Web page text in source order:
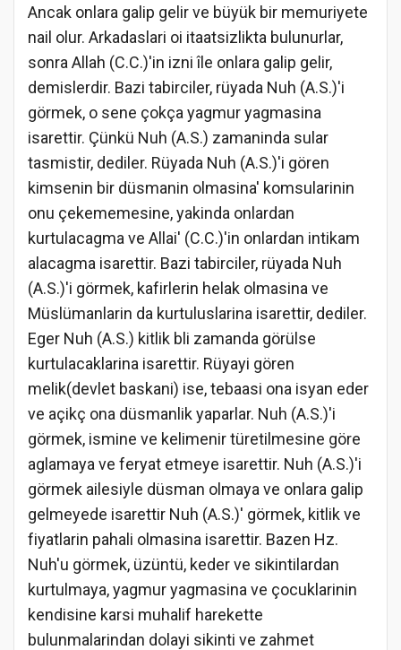
Ancak onlara galip gelir ve büyük bir memuriyete
nail olur. Arkadaslari oi itaatsizlikta bulunurlar,
sonra Allah (C.C.)'in izni île onlara galip gelir,
demislerdir. Bazi tabirciler, rüyada Nuh (A.S.)'i
görmek, o sene çokça yagmur yagmasina
isarettir. Çünkü Nuh (A.S.) zamaninda sular
tasmistir, dediler. Rüyada Nuh (A.S.)'i gören
kimsenin bir düsmanin olmasina' komsularinin
onu çekememesine, yakinda onlardan
kurtulacagma ve Allai' (C.C.)'in onlardan intikam
alacagma isarettir. Bazi tabirciler, rüyada Nuh
(A.S.)'i görmek, kafirlerin helak olmasina ve
Müslümanlarin da kurtuluslarina isarettir, dediler.
Eger Nuh (A.S.) kitlik bli zamanda görülse
kurtulacaklarina isarettir. Rüyayi gören
melik(devlet baskani) ise, tebaasi ona isyan eder
ve açikç ona düsmanlik yaparlar. Nuh (A.S.)'i
görmek, ismine ve kelimenir türetilmesine göre
aglamaya ve feryat etmeye isarettir. Nuh (A.S.)'i
görmek ailesiyle düsman olmaya ve onlara galip
gelmeyede isarettir Nuh (A.S.)' görmek, kitlik ve
fiyatlarin pahali olmasina isarettir. Bazen Hz.
Nuh'u görmek, üzüntü, keder ve sikintilardan
kurtulmaya, yagmur yagmasina ve çocuklarinin
kendisine karsi muhalif harekette
bulunmalarindan dolayi sikinti ve zahmet